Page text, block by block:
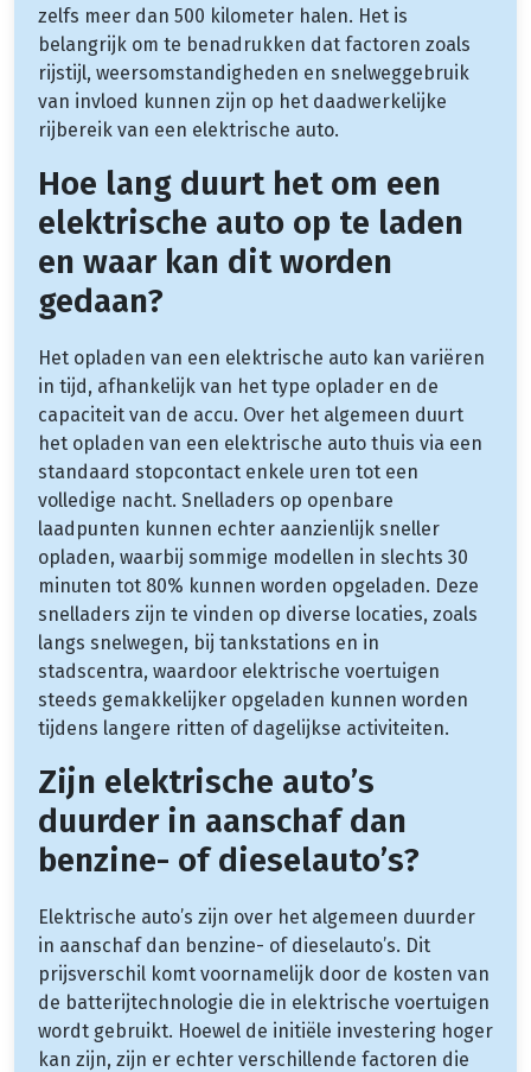
zelfs meer dan 500 kilometer halen. Het is
belangrijk om te benadrukken dat factoren zoals
rijstijl, weersomstandigheden en snelweggebruik
van invloed kunnen zijn op het daadwerkelijke
rijbereik van een elektrische auto.
Hoe lang duurt het om een
elektrische auto op te laden
en waar kan dit worden
gedaan?
Het opladen van een elektrische auto kan variëren
in tijd, afhankelijk van het type oplader en de
capaciteit van de accu. Over het algemeen duurt
het opladen van een elektrische auto thuis via een
standaard stopcontact enkele uren tot een
volledige nacht. Snelladers op openbare
laadpunten kunnen echter aanzienlijk sneller
opladen, waarbij sommige modellen in slechts 30
minuten tot 80% kunnen worden opgeladen. Deze
snelladers zijn te vinden op diverse locaties, zoals
langs snelwegen, bij tankstations en in
stadscentra, waardoor elektrische voertuigen
steeds gemakkelijker opgeladen kunnen worden
tijdens langere ritten of dagelijkse activiteiten.
Zijn elektrische auto’s
duurder in aanschaf dan
benzine- of dieselauto’s?
Elektrische auto’s zijn over het algemeen duurder
in aanschaf dan benzine- of dieselauto’s. Dit
prijsverschil komt voornamelijk door de kosten van
de batterijtechnologie die in elektrische voertuigen
wordt gebruikt. Hoewel de initiële investering hoger
kan zijn, zijn er echter verschillende factoren die